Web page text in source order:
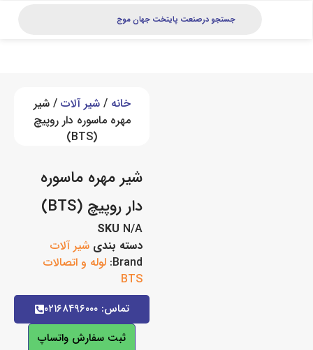
شیر آلات/ شیر
مهره ماسوره دار روپیچ
شیر مهره ماسوره
دار روپیچ (BTS)
شیر آلات
لوله و اتصالات
ثبت سفارش واتساپ